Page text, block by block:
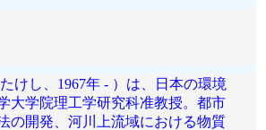
けし、1967年 - ）は、日本の環境
大学院理工学研究科准教授。都市
の開発、河川上流域における物質